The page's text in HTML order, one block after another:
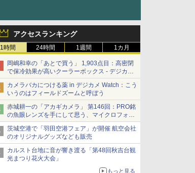
アクセスランキング
1時間 24時間 1週間 1カ月
岡嶋和幸の「あとで買う」 1,903点目：高密閉
で保冷効果が高いクーラーボックス - デジカメ
Watch
カメラバカにつける薬 in デジカメ Watch：こう
いうのはフィールドズームと呼ぼう
赤城耕一の「アカギカメラ」 第146回：PRO銘
の魚眼レンズを手にして思う、マイクロフォー
サーズへの期待と可能性
茨城空港で「羽田空港フェア」が開催 航空会社
のオリジナルグッズなども販売
カルスト台地に音が響き渡る「第48回秋吉台観
光まつり花火大会」
もっと見る